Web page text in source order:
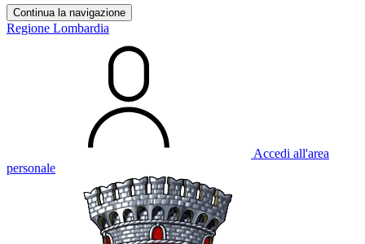
Continua la navigazione
Regione Lombardia
Accedi all'area
personale